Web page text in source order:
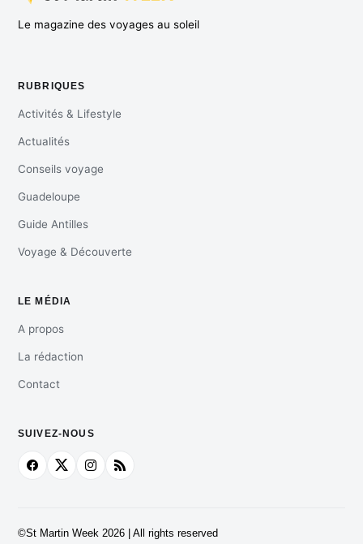
Le magazine des voyages au soleil
RUBRIQUES
Activités & Lifestyle
Actualités
Conseils voyage
Guadeloupe
Guide Antilles
Voyage & Découverte
LE MÉDIA
A propos
La rédaction
Contact
SUIVEZ-NOUS
©St Martin Week 2026 | All rights reserved